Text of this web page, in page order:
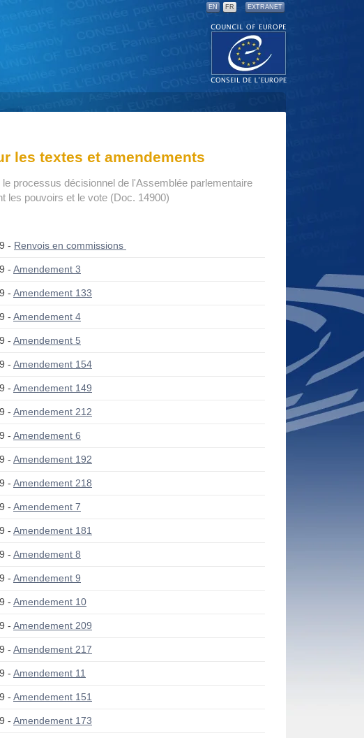
EN FR EXTRANET
les textes et amendements
le processus décisionnel de l'Assemblée parlementaire
les pouvoirs et le vote (Doc. 14900)
- Renvois en commissions
- Amendement 3
- Amendement 133
- Amendement 4
- Amendement 5
- Amendement 154
- Amendement 149
- Amendement 212
- Amendement 6
- Amendement 192
- Amendement 218
- Amendement 7
- Amendement 181
- Amendement 8
- Amendement 9
- Amendement 10
- Amendement 209
- Amendement 217
- Amendement 11
- Amendement 151
- Amendement 173